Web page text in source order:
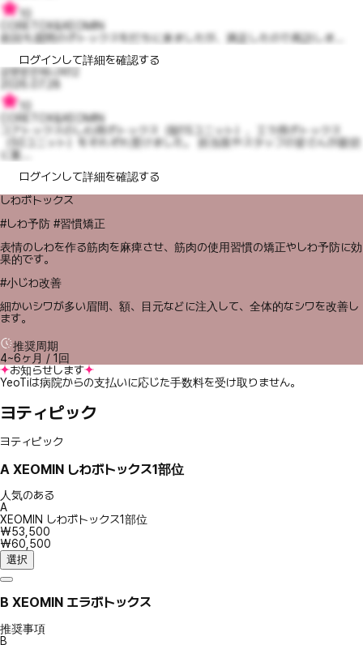
CORETOX&XEOMIN
前回も眉間のボトックスを打ちに来ましたが、満足したので再訪しま...
ログインして詳細を確認する
감명받은제니퍼12
2026.07.28
CORETOX&XEOMIN
コアトックスのしわ用ボトックス（額15ユニット）、エラ用ボトックス
（50ユニット）をそれぞれ受けました。 担当医やスタッフの皆さんが親切
に案...
ログインして詳細を確認する
しわボトックス
#しわ予防 #習慣矯正
表情のしわを作る筋肉を麻痺させ、筋肉の使用習慣の矯正やしわ予防に効
果的です。
#小じわ改善
細かいシワが多い眉間、額、目元などに注入して、全体的なシワを改善し
ます。
推奨周期
4~6ヶ月 / 1回
お知らせします
YeoTiは病院からの支払いに応じた手数料を受け取りません。
ヨティピック
ヨティピック
A XEOMIN しわボトックス1部位
人気のある
A
XEOMIN しわボトックス1部位
₩53,500
₩60,500
選択
B XEOMIN エラボトックス
推奨事項
B